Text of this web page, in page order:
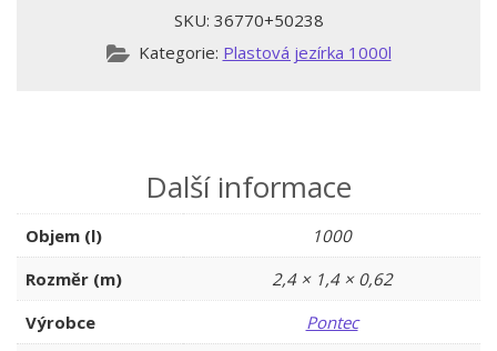
SKU: 36770+50238
Kategorie: Plastová jezírka 1000l
Další informace
Objem (l)
1000
Rozměr (m)
2,4 × 1,4 × 0,62
Výrobce
Pontec